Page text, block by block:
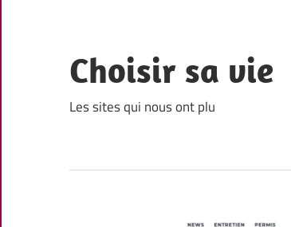
content
Choisir sa vie
Les sites qui nous ont plu